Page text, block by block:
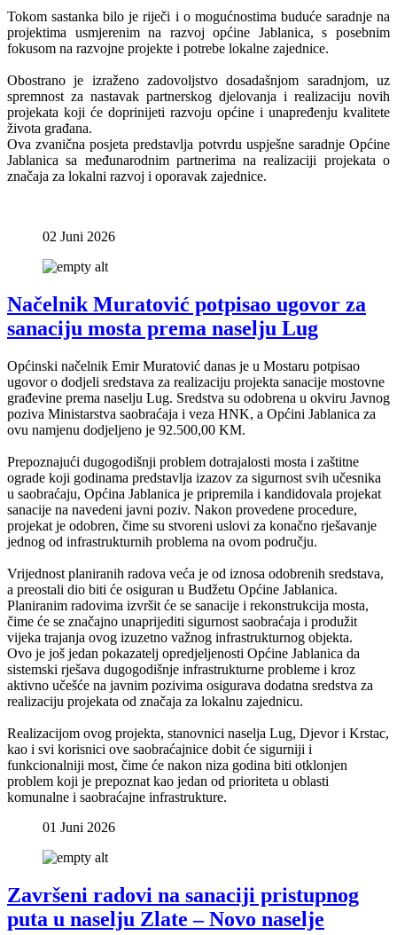
Tokom sastanka bilo je riječi i o mogućnostima buduće saradnje na
projektima usmjerenim na razvoj općine Jablanica, s posebnim
fokusom na razvojne projekte i potrebe lokalne zajednice.
Obostrano je izraženo zadovoljstvo dosadašnjom saradnjom, uz
spremnost za nastavak partnerskog djelovanja i realizaciju novih
projekata koji će doprinijeti razvoju općine i unapređenju kvalitete
života građana.
Ova zvanična posjeta predstavlja potvrdu uspješne saradnje Općine
Jablanica sa međunarodnim partnerima na realizaciji projekata o
značaja za lokalni razvoj i oporavak zajednice.
02 Juni 2026
Načelnik Muratović potpisao ugovor za
sanaciju mosta prema naselju Lug
Općinski načelnik Emir Muratović danas je u Mostaru potpisao
ugovor o dodjeli sredstava za realizaciju projekta sanacije mostovne
građevine prema naselju Lug. Sredstva su odobrena u okviru Javnog
poziva Ministarstva saobraćaja i veza HNK, a Općini Jablanica za
ovu namjenu dodjeljeno je 92.500,00 KM.
Prepoznajući dugogodišnji problem dotrajalosti mosta i zaštitne
ograde koji godinama predstavlja izazov za sigurnost svih učesnika
u saobraćaju, Općina Jablanica je pripremila i kandidovala projekat
sanacije na navedeni javni poziv. Nakon provedene procedure,
projekat je odobren, čime su stvoreni uslovi za konačno rješavanje
jednog od infrastrukturnih problema na ovom području.
Vrijednost planiranih radova veća je od iznosa odobrenih sredstava,
a preostali dio biti će osiguran u Budžetu Općine Jablanica.
Planiranim radovima izvršit će se sanacije i rekonstrukcija mosta,
čime će se značajno unaprijediti sigurnost saobraćaja i produžit
vijeka trajanja ovog izuzetno važnog infrastrukturnog objekta.
Ovo je još jedan pokazatelj opredjeljenosti Općine Jablanica da
sistemski rješava dugogodišnje infrastrukturne probleme i kroz
aktivno učešće na javnim pozivima osigurava dodatna sredstva za
realizaciju projekata od značaja za lokalnu zajednicu.
Realizacijom ovog projekta, stanovnici naselja Lug, Djevor i Krstac,
kao i svi korisnici ove saobraćajnice dobit će sigurniji i
funkcionalniji most, čime će nakon niza godina biti otklonjen
problem koji je prepoznat kao jedan od prioriteta u oblasti
komunalne i saobraćajne infrastrukture.
01 Juni 2026
Završeni radovi na sanaciji pristupnog
puta u naselju Zlate – Novo naselje